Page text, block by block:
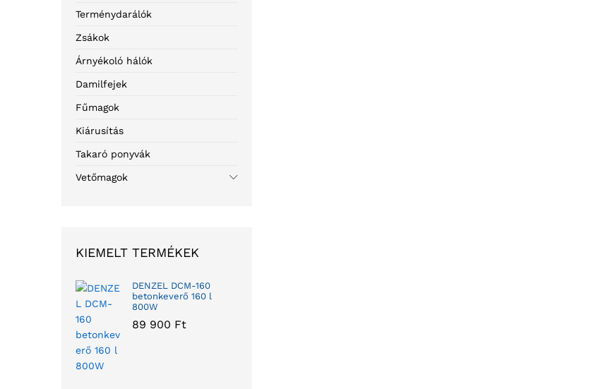
Terménydarálók
Zsákok
Árnyékoló hálók
Damilfejek
Fűmagok
Kiárusítás
Takaró ponyvák
Vetőmagok
KIEMELT TERMÉKEK
DENZEL DCM-160
betonkeverő 160 l
800W
89 900 Ft